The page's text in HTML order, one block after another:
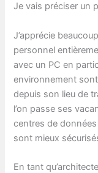
Je vais préciser un
J’apprécie
personnel
avec un PC en
environnement
depuis son lieu de
l’on passe ses
centres de
sont mieux
En tant